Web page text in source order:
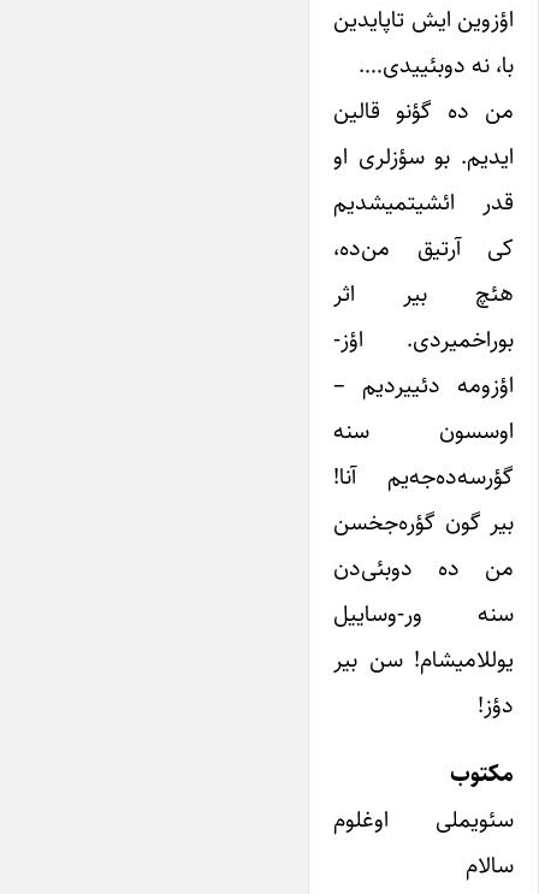
اؤزوین ایش تاپایدین
با، نه دوبئییدی….
من ده گؤنو قالین
ایدیم. بو سؤزلری او
قدر ائشیتمیشدیم
کی آرتیق من‌ده،
هئچ بیر اثر
بوراخمیردی. اؤز-
اؤزومه دئییردیم –
اوسسون سنه
گؤرسه‌ده‌جه‌یم آنا!
بیر گون گؤره‌جخسن
من ده دوبئی‌دن
سنه ور-وساییل
یوللامیشام! سن بیر
دؤز!
مکتوب
سئویملی اوغلوم
سالام